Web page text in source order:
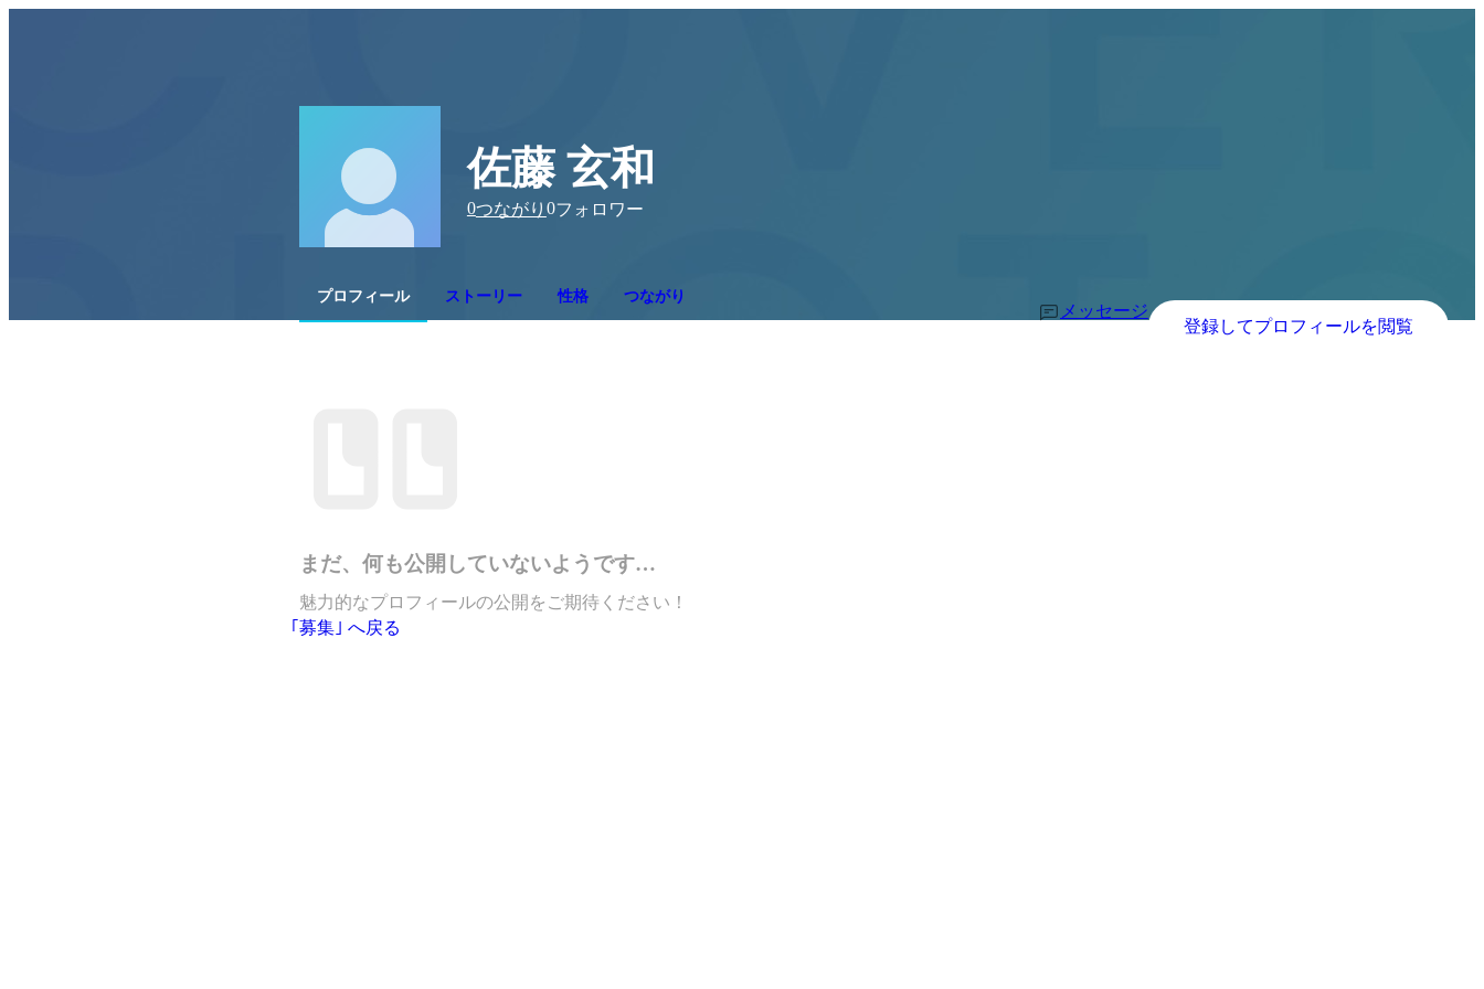
佐藤 玄和
0つながり 0フォロワー
プロフィール ストーリー 性格 つながり
メッセージ
登録してプロフィールを閲覧
まだ、何も公開していないようです…
魅力的なプロフィールの公開をご期待ください！
｢募集｣ へ戻る